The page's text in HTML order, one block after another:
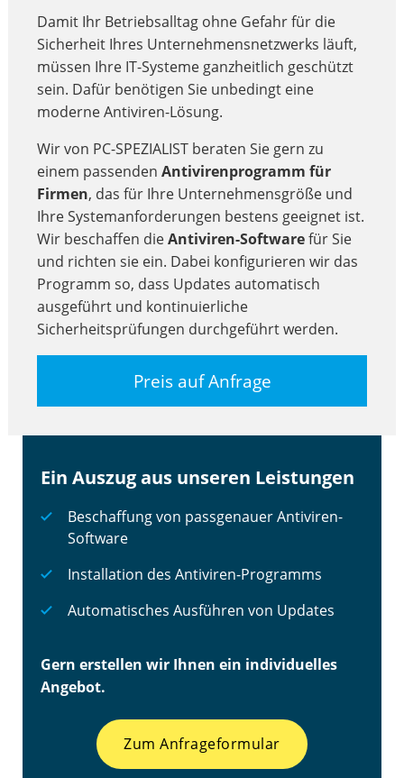
Damit Ihr Betriebsalltag ohne Gefahr für die
Sicherheit Ihres Unternehmensnetzwerks läuft,
müssen Ihre IT-Systeme ganzheitlich geschützt
sein. Dafür benötigen Sie unbedingt eine
moderne Antiviren-Lösung.
Wir von PC-SPEZIALIST beraten Sie gern zu
einem passenden Antivirenprogramm für
Firmen, das für Ihre Unternehmensgröße und
Ihre Systemanforderungen bestens geeignet ist.
Wir beschaffen dieAntiviren-Softwarefür Sie
und richten sie ein. Dabei konfigurieren wir das
Programm so, dass Updates automatisch
ausgeführt und kontinuierliche
Sicherheitsprüfungen durchgeführt werden.
Preis auf Anfrage
Ein Auszug aus unseren Leistungen
Beschaffung von passgenauer Antiviren-
Software
Installation des Antiviren-Programms
Automatisches Ausführen von Updates
Gern erstellen wir Ihnen ein individuelles
Angebot.
Zum Anfrageformular